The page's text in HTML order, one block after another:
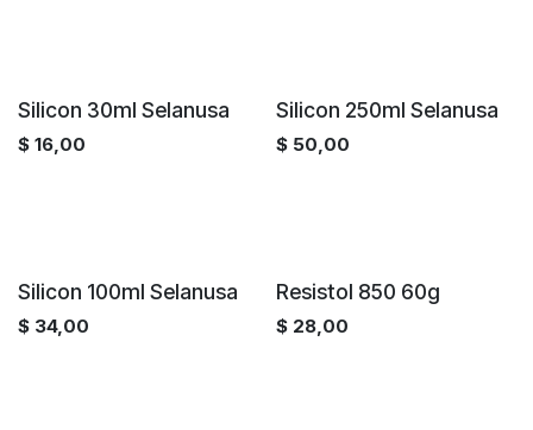
Silicon 30ml Selanusa
$ 16,00
Silicon 250ml Selanusa
$ 50,00
Silicon 100ml Selanusa
$ 34,00
Resistol 850 60g
$ 28,00